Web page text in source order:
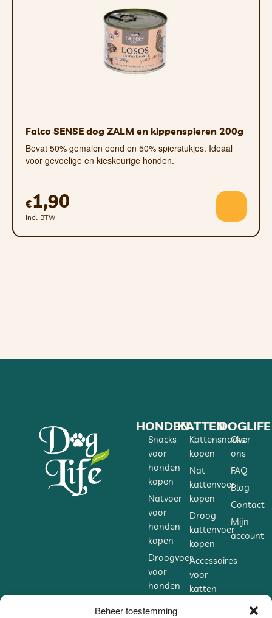
Beheer toestemming
Falco SENSE dog ZALM en kippenspieren 200g
Bevat 50% gemalen eend en 50% spierstukjes. Ideaal
voor gevoelige en kieskeurige honden.
€1,90
Incl. BTW
HONDEN
Snacks
voor
honden
kopen
Natvoer
voor
honden
kopen
Droogvoer
voor
honden
KATTEN
Kattensnacks
kopen
Nat
kattenvoer
kopen
Droog
kattenvoer
kopen
Accessoires
voor
katten
DOGLIFE
Over
ons
FAQ
Blog
Contact
Mijn
account